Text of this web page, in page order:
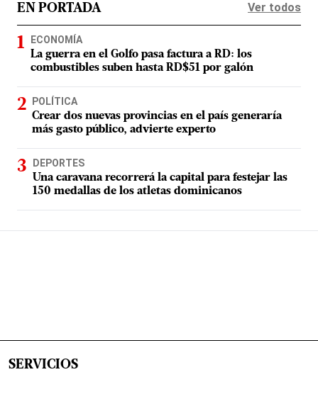
EN PORTADA Ver todos
ECONOMÍA
La guerra en el Golfo pasa factura a RD: los
combustibles suben hasta RD$51 por galón
POLÍTICA
Crear dos nuevas provincias en el país generaría
más gasto público, advierte experto
DEPORTES
Una caravana recorrerá la capital para festejar las
150 medallas de los atletas dominicanos
SERVICIOS